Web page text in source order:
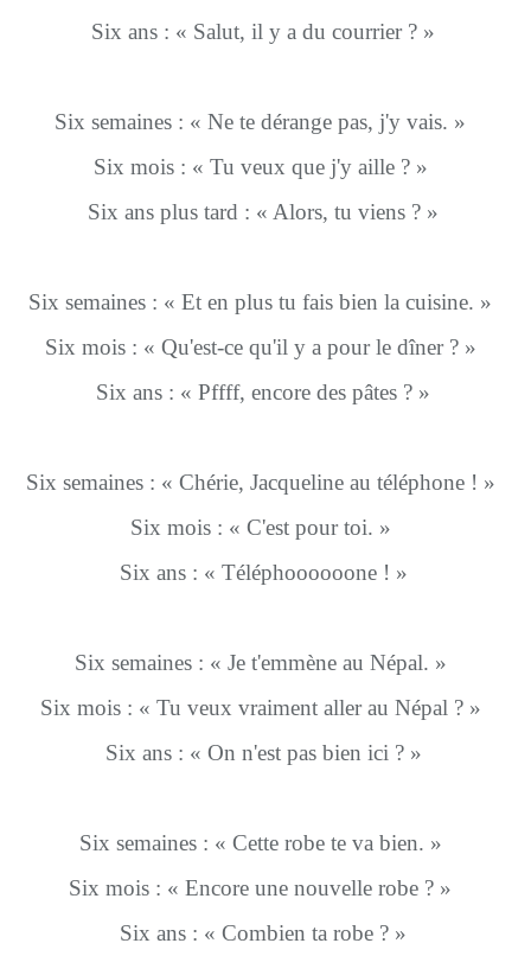
Six ans : « Salut, il y a du courrier ? »
Six semaines : « Ne te dérange pas, j'y vais. »
Six mois : « Tu veux que j'y aille ? »
Six ans plus tard : « Alors, tu viens ? »
Six semaines : « Et en plus tu fais bien la cuisine. »
Six mois : « Qu'est-ce qu'il y a pour le dîner ? »
Six ans : « Pffff, encore des pâtes ? »
Six semaines : « Chérie, Jacqueline au téléphone ! »
Six mois : « C'est pour toi. »
Six ans : « Téléphoooooone ! »
Six semaines : « Je t'emmène au Népal. »
Six mois : « Tu veux vraiment aller au Népal ? »
Six ans : « On n'est pas bien ici ? »
Six semaines : « Cette robe te va bien. »
Six mois : « Encore une nouvelle robe ? »
Six ans : « Combien ta robe ? »